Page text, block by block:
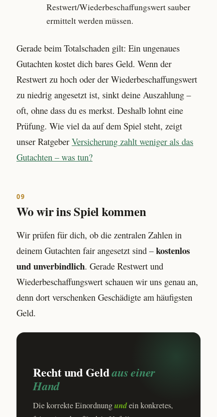
Restwert/Wiederbeschaffungswert sauber
ermittelt werden müssen.
Gerade beim Totalschaden gilt: Ein ungenaues
Gutachten kostet dich bares Geld. Wenn der
Restwert zu hoch oder der Wiederbeschaffungswert
zu niedrig angesetzt ist, sinkt deine Auszahlung –
oft, ohne dass du es merkst. Deshalb lohnt eine
Prüfung. Wie viel da auf dem Spiel steht, zeigt
unser Ratgeber Versicherung zahlt weniger als das
Gutachten – was tun?
09
Wo wir ins Spiel kommen
Wir prüfen für dich, ob die zentralen Zahlen in
deinem Gutachten fair angesetzt sind –kostenlos
und unverbindlich. Gerade Restwert und
Wiederbeschaffungswert schauen wir uns genau an,
denn dort verschenken Geschädigte am häufigsten
Geld.
Recht und Geldaus einer
Hand
Die korrekte Einordnungundein konkretes,